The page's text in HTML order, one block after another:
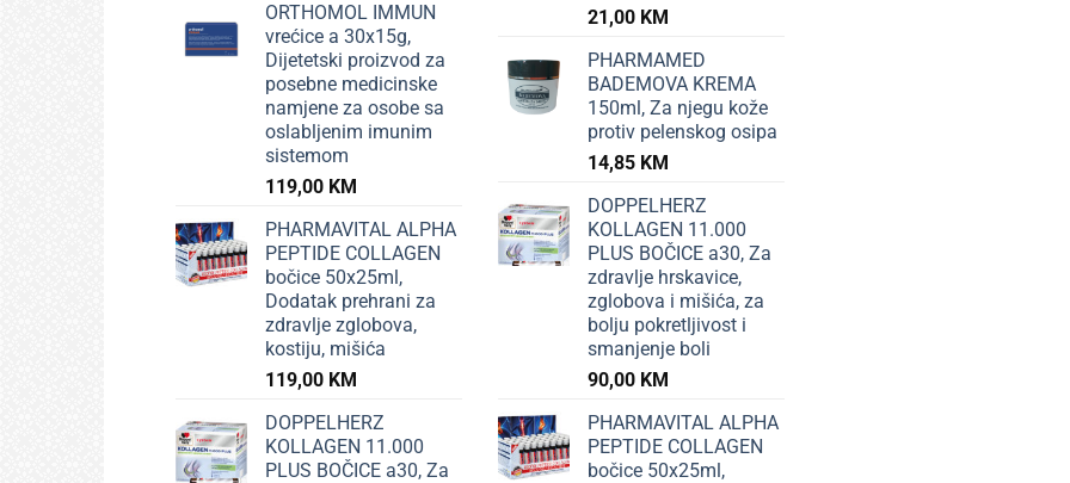
ORTHOMOL IMMUN
vrećice a 30x15g,
Dijetetski proizvod za
posebne medicinske
namjene za osobe sa
oslabljenim imunim
sistemom
119,00 KM
PHARMAVITAL ALPHA
PEPTIDE COLLAGEN
bočice 50x25ml,
Dodatak prehrani za
zdravlje zglobova,
kostiju, mišića
119,00 KM
DOPPELHERZ
KOLLAGEN 11.000
PLUS BOČICE a30, Za
21,00 KM
PHARMAMED
BADEMOVA KREMA
150ml, Za njegu kože
protiv pelenskog osipa
14,85 KM
DOPPELHERZ
KOLLAGEN 11.000
PLUS BOČICE a30, Za
zdravlje hrskavice,
zglobova i mišića, za
bolju pokretljivost i
smanjenje boli
90,00 KM
PHARMAVITAL ALPHA
PEPTIDE COLLAGEN
bočice 50x25ml,